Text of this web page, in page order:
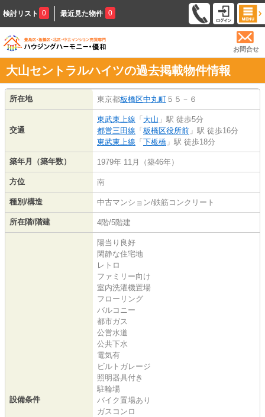
検討リスト 0 最近見た物件 0
お問合せ
大山セントラルハイツの過去掲載物件情報
所在地 東京都板橋区中丸町 ５５－６
交通
東武東上線 「 大山 」駅 徒歩5分
都営三田線 「 板橋区役所前 」駅 徒歩16分
東武東上線 「 下板橋 」駅 徒歩18分
築年月（築年数） 1979年 11月（築46年）
方位 南
種別/構造 中古マンション/鉄筋コンクリート
所在階/階建 4階/5階建
設備条件
陽当り良好
閑静な住宅地
レトロ
ファミリー向け
室内洗濯機置場
フローリング
バルコニー
都市ガス
公営水道
公共下水
電気有
ビルトガレージ
照明器具付き
駐輪場
バイク置場あり
ガスコンロ